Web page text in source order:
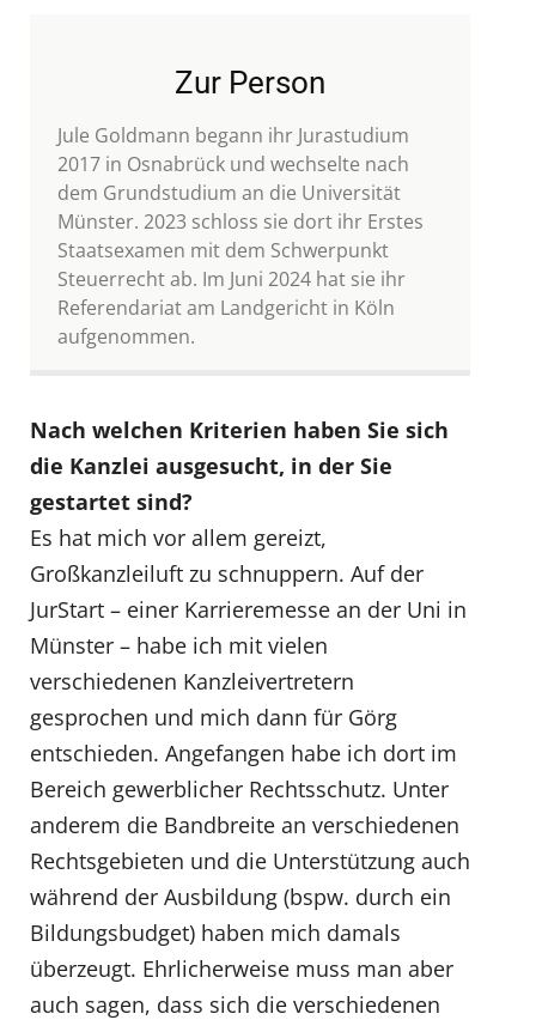
Zur Person
Jule Goldmann begann ihr Jurastudium
2017 in Osnabrück und wechselte nach
dem Grundstudium an die Universität
Münster. 2023 schloss sie dort ihr Erstes
Staatsexamen mit dem Schwerpunkt
Steuerrecht ab. Im Juni 2024 hat sie ihr
Referendariat am Landgericht in Köln
aufgenommen.
Nach welchen Kriterien haben Sie sich
die Kanzlei ausgesucht, in der Sie
gestartet sind?
Es hat mich vor allem gereizt,
Großkanzleiluft zu schnuppern. Auf der
JurStart – einer Karrieremesse an der Uni in
Münster – habe ich mit vielen
verschiedenen Kanzleivertretern
gesprochen und mich dann für Görg
entschieden. Angefangen habe ich dort im
Bereich gewerblicher Rechtsschutz. Unter
anderem die Bandbreite an verschiedenen
Rechtsgebieten und die Unterstützung auch
während der Ausbildung (bspw. durch ein
Bildungsbudget) haben mich damals
überzeugt. Ehrlicherweise muss man aber
auch sagen, dass sich die verschiedenen